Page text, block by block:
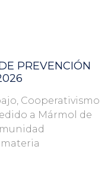
PREVENCIÓN
Cooperativismo
a Mármol de
materia